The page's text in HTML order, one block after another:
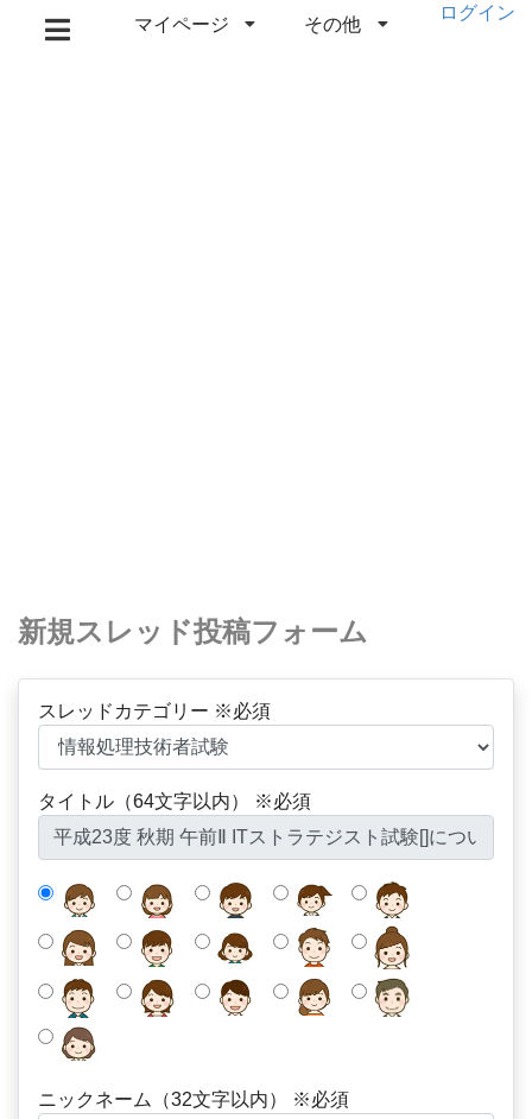
マイページ その他
ログイン
新規スレッド投稿フォーム
スレッドカテゴリー ※必須
タイトル（64文字以内） ※必須
ニックネーム（32文字以内） ※必須